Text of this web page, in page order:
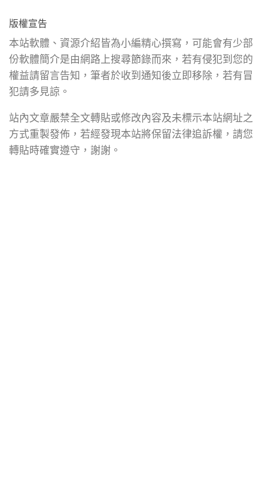
版權宣告
本站軟體、資源介紹皆為小編精心撰寫，可能會有少部
份軟體簡介是由網路上搜尋節錄而來，若有侵犯到您的
權益請留言告知，筆者於收到通知後立即移除，若有冒
犯請多見諒。
站內文章嚴禁全文轉貼或修改內容及未標示本站網址之
方式重製發佈，若經發現本站將保留法律追訴權，請您
轉貼時確實遵守，謝謝。